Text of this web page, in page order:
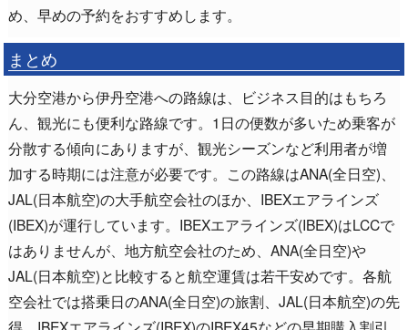
め、早めの予約をおすすめします。
まとめ
大分空港から伊丹空港への路線は、ビジネス目的はもちろ
ん、観光にも便利な路線です。1日の便数が多いため乗客が
分散する傾向にありますが、観光シーズンなど利用者が増
加する時期には注意が必要です。この路線はANA(全日空)、
JAL(日本航空)の大手航空会社のほか、IBEXエアラインズ
(IBEX)が運行しています。IBEXエアラインズ(IBEX)はLCCで
はありませんが、地方航空会社のため、ANA(全日空)や
JAL(日本航空)と比較すると航空運賃は若干安めです。各航
空会社では搭乗日のANA(全日空)の旅割、JAL(日本航空)の先
得、IBEXエアラインズ(IBEX)のIBEX45などの早期購入割引